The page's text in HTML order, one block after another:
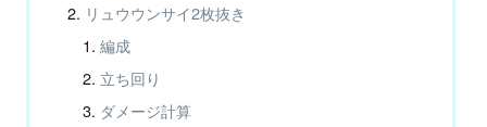
リュウウンサイ2枚抜き
編成
立ち回り
ダメージ計算